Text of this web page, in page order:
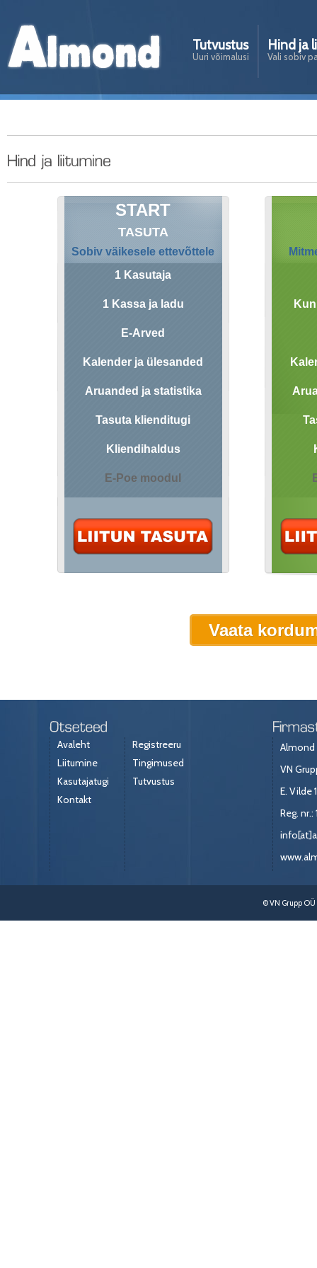
Tutvustus
Uuri võimalusi
Hind ja
Vali sobiv
START
TASUTA
Sobiv väikesele ettevõttele
1 Kasutaja
1 Kassa ja ladu
E-Arved
Kalender ja ülesanded
Aruanded ja statistika
Tasuta klienditugi
Kliendihaldus
E-Poe moodul
Vaata
Avaleht
Liitumine
Kasutajatugi
Kontakt
Registreeru
Tingimused
Tutvustus
Almond
VN
E. Vilde
Reg. nr.:
© VN Grupp